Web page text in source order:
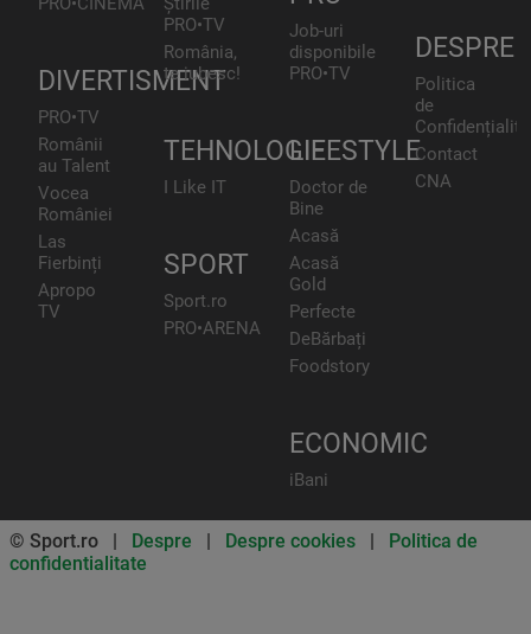
DIVERTISMENT
PRO•TV
Românii
au Talent
Vocea
României
Las
Fierbinți
Apropo
TV
PRO•TV
România,
te iubesc!
TEHNOLOGIE
I Like IT
SPORT
Sport.ro
PRO•ARENA
Job-uri
disponibile
PRO•TV
LIFESTYLE
Doctor de
Bine
Acasă
Acasă
Gold
Perfecte
DeBărbați
Foodstory
ECONOMIC
iBani
DESPRE
Politica
de
Contact
CNA
© Sport.ro | Despre | Despre cookies | Politica de
confidentialitate